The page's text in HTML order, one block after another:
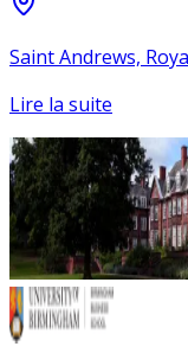
Saint Andrews,
Lire la suite